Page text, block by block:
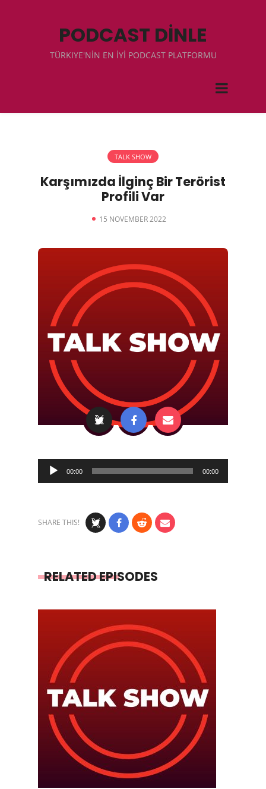
PODCAST DİNLE
TÜRKIYE'NİN EN İYİ PODCAST PLATFORMU
TALK SHOW
Karşımızda İlginç Bir Terörist
Profili Var
15 NOVEMBER 2022
Audio
Player
00:00 00:00
SHARE THIS!
RELATED EPISODES